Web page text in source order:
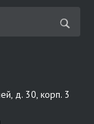
д. 30, корп. 3